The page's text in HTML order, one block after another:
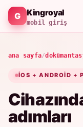
Kingroyal
mobil giriş
ana sayfa/
IOS + ANDROID +
adımları